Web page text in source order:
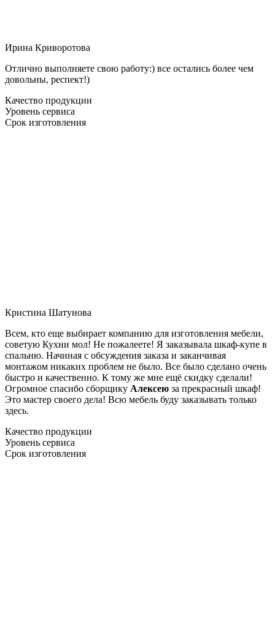
Ирина Криворотова
Отлично выполняете свою работу:) все остались более чем
довольны, респект!)
Качество продукции
Уровень сервиса
Срок изготовления
Кристина Шатунова
Всем, кто еще выбирает компанию для изготовления мебели,
советую Кухни мол! Не пожалеете! Я заказывала шкаф-купе в
спальню. Начиная с обсуждения заказа и заканчивая
монтажом никаких проблем не было. Все было сделано очень
быстро и качественно. К тому же мне ещё скидку сделали!
Огромное спасибо сборщику Алексею за прекрасный шкаф!
Это мастер своего дела! Всю мебель буду заказывать только
здесь.
Качество продукции
Уровень сервиса
Срок изготовления